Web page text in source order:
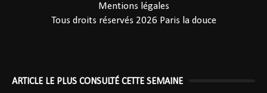
Mentions légales
Tous droits réservés 2026 Paris la douce
ARTICLE LE PLUS CONSULTÉ CETTE SEMAINE